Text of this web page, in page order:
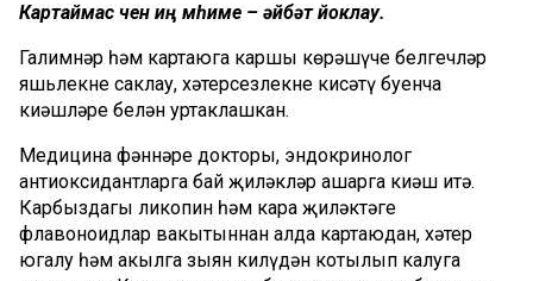
Картаймас өчен иң мөһиме – әйбәт йоклау.
Галимнәр һәм картаюга каршы көрәшүче белгечләр
яшьлекне саклау, хәтерсезлекне кисәтү буенча
киңәшләре белән уртаклашкан.
Медицина фәннәре докторы, эндокринолог
антиоксидантларга бай җиләкләр ашарга киңәш итә.
Карбыздагы ликопин һәм кара җиләктәге
флавоноидлар вакытыннан алда картаюдан, хәтер
югалу һәм акылга зыян килүдән котылып калуга